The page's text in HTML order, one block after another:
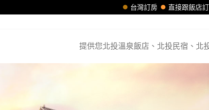
直接跟飯店
台灣訂房
提供您北投溫泉飯店、北投民宿、